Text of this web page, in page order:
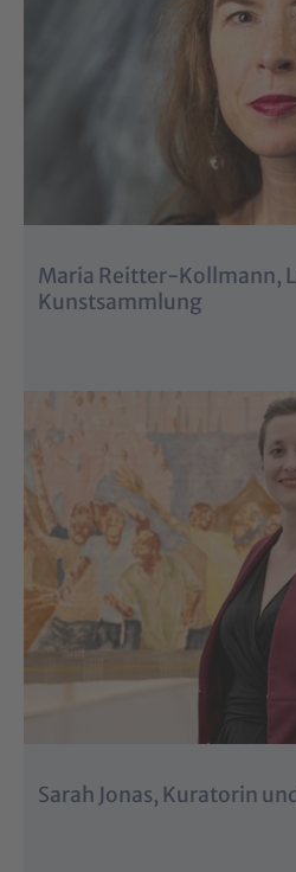
Maria Reitter-Kollmann,
Kunstsammlung
Sarah Jonas, Kuratorin